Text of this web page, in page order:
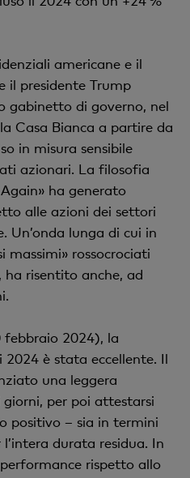
americane e il
il presidente Trump
gabinetto di governo, nel
Casa Bianca a partire da
in misura sensibile
azionari. La filosofia
ha generato
alle azioni dei settori
Un’onda lunga di cui in
massimi» rossocrociati
ha risentito anche, ad
2024), la
è stata eccellente. Il
una leggera
per poi attestarsi
positivo – sia in termini
durata residua. In
rispetto allo